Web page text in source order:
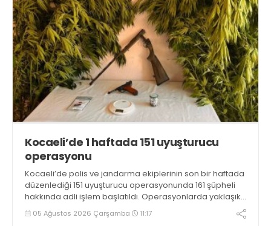
Kocaeli’de 1 haftada 151 uyuşturucu
operasyonu
Kocaeli’de polis ve jandarma ekiplerinin son bir haftada
düzenlediği 151 uyuşturucu operasyonunda 161 şüpheli
hakkında adli işlem başlatıldı. Operasyonlarda yaklaşık
2 kilogram uyuşturucu madde ile 121 kök kenevir bitkisi
ele geçirilirken, 9 şüpheli tutuklandı
05 Ağustos 2026 Çarşamba 11:17